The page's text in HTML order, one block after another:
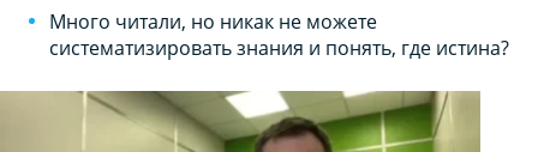
Много читали, но никак не можете
систематизировать знания и понять, где истина?